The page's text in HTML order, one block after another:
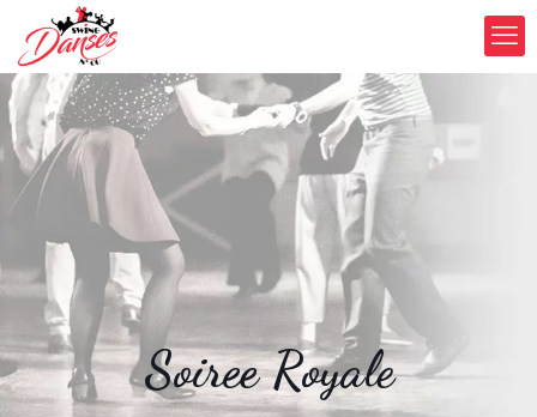
Soiree Royale